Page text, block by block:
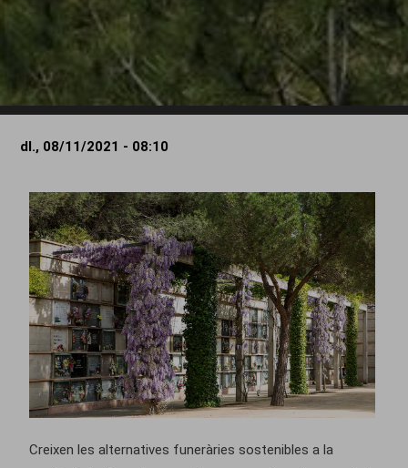
dl., 08/11/2021 - 08:10
Creixen les alternatives funeràries sostenibles a la